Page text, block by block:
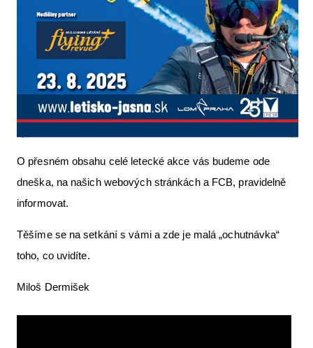
O přesném obsahu celé letecké akce vás budeme ode
dneška, na našich webových stránkách a FCB, pravidelně
informovat.
Těšíme se na setkání s vámi a zde je malá „ochutnávka“
toho, co uvidíte.
Miloš Dermišek